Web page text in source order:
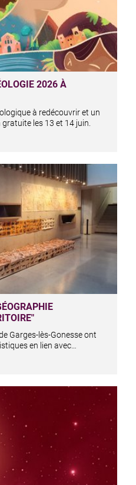
2026 À
à redécouvrir et un
les 13 et 14 juin.
Garges-lès-Gonesse ont
en lien avec…